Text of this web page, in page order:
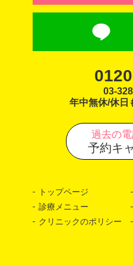
03-
年中無休/休日
過去の
予約キ
トップページ
診療メニュー
クリニックのポリシー